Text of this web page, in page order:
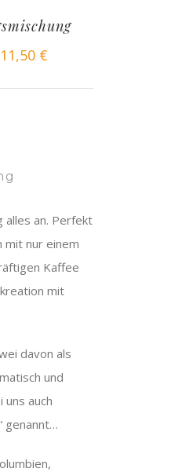
11,50 €
alles an. Perfekt
nur einem
Kaffee
mit
davon als
und
auch
genannt…